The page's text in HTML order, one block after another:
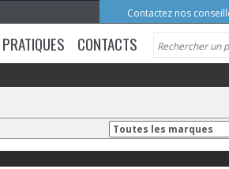
Contactez nos
CONTACTS